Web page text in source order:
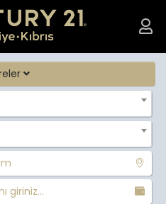
giriniz...